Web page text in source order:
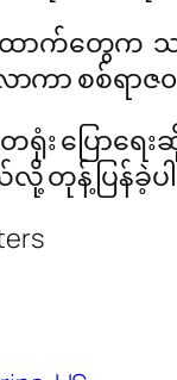
ာက်တွေက သ
န်လာကာ စစ်ရ
တရုံး ပြော
လို့ တုန့်ပြန်ခဲ့